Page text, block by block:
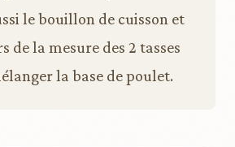
le bouillon de cuisson et
de la mesure des 2 tasses
la base de poulet.